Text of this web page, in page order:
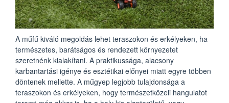
A műfű kiváló megoldás lehet teraszokon és erkélyeken, ha
természetes, barátságos és rendezett környezetet
szeretnénk kialakítani. A praktikussága, alacsony
karbantartási igénye és esztétikai előnyei miatt egyre többen
döntenek mellette. A műgyep legjobb tulajdonsága a
teraszokon és erkélyeken, hogy természetközeli hangulatot